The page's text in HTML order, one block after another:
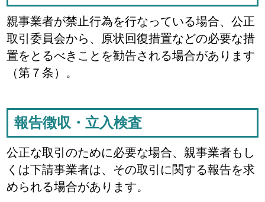
親事業者が禁止行為を行なっている場合、公正
取引委員会から、原状回復措置などの必要な措
置をとるべきことを勧告される場合があります
（第７条）。
報告徴収・立入検査
公正な取引のために必要な場合、親事業者もし
くは下請事業者は、その取引に関する報告を求
められる場合があります。